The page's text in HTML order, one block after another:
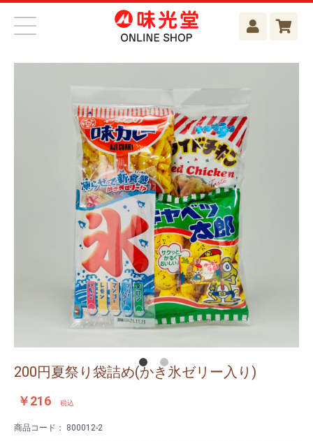
200円夏祭り袋詰め(かき氷ゼリー入り)
￥216 税込
商品コード： 800012-2